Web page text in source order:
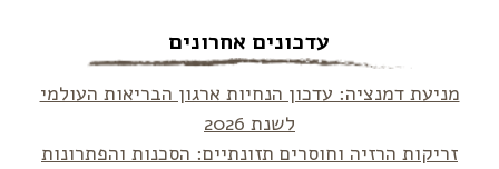
עדכונים אחרונים
מניעת דמנציה: עדכון הנחיות ארגון הבריאות העולמי
לשנת 2026
זריקות הרזיה וחוסרים תזונתיים: הסכנות והפתרונות